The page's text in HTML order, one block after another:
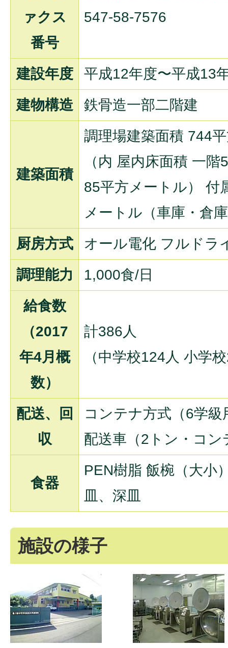
ァクス
番号
547-58-7576
建設年度
平成12年度〜平成13
建物構造
鉄骨造一部二階建
建築面積
調理場建築面積 744
（内 屋内床面積 一
85平方メートル） 付
メートル（車庫・倉
厨房方式
オール電化 フルドラ
調理能力
1,000食/日
給食数
（2017
年4月概
数）
計386人
（中学校124人 小学
配送、回
収
コンテナ方式（6学級
配送車（2トン・コン
食器
PEN樹脂 飯椀（大小
皿、深皿
施設の様子